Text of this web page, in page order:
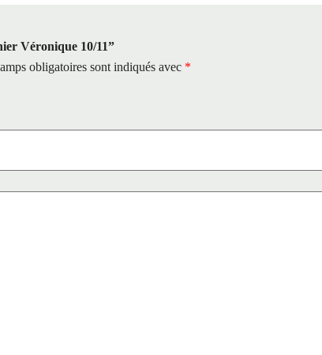
Véronique 10/11”
obligatoires sont indiqués avec *